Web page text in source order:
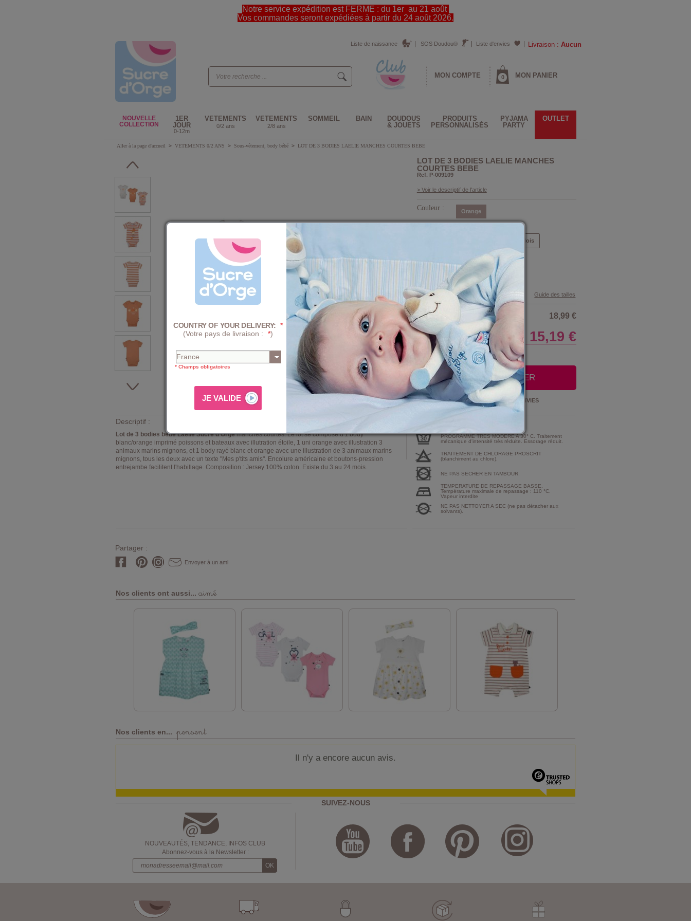
Notre service expédition est FERME : du 1er au 21 août
Vos commandes seront expédiées à partir du 24 août 2026.
Livraison : Aucun
Liste d'envies
SOS Doudou®
Liste de naissance
MON COMPTE 0 MON PANIER
NOUVELLE
COLLECTION
1ER
JOUR
0-12m
VETEMENTS
0/2 ans
VETEMENTS
2/8 ans
SOMMEIL BAIN
DOUDOUS
& JOUETS
PRODUITS
PERSONNALISÉS
PYJAMA
PARTY
OUTLET
Aller à la page d'accueil > VETEMENTS 0/2 ANS > Sous-vêtement, body bébé > LOT DE 3 BODIES LAELIE MANCHES COURTES BEBE
LOT DE 3 BODIES LAELIE MANCHES
COURTES BEBE
Ref. P-009109
> Voir le descriptif de l'article
Couleur : Orange
12 Mois
Quantité :
-
Guide des tailles
18,99 €
Prix 15,19 €
+ D'INFOS SUR LE CLUB
AJOUTER AU PANIER
Ajouter à laLISTE D'ENVIES
Descriptif :
Lot de 3 bodies bébé Laelie Sucre d'Orgemanches courtes. Le lot se compose d'1 body
blanc/orange imprimé poissons et bateaux avec illutration étoile, 1 uni orange avec illustration 3
animaux marins mignons, et 1 body rayé blanc et orange avec une illustration de 3 animaux marins
mignons, tous les deux avec un texte "Mes p'tits amis". Encolure américaine et boutons-pression
entrejambe facilitent l'habillage. Composition : Jersey 100% coton. Existe du 3 au 24 mois.
PROGRAMME TRES MODERE A 30° C. Traitement
mécanique d'intensité très réduite. Essorage réduit.
TRAITEMENT DE CHLORAGE PROSCRIT
(blanchiment au chlore).
NE PAS SECHER EN TAMBOUR.
TEMPERATURE DE REPASSAGE BASSE.
Température maximale de repassage : 110 °C.
Vapeur interdite
NE PAS NETTOYER A SEC (ne pas détacher aux
solvants).
Partager :
Envoyer à un ami
Nos clients ont aussi... aimé
Nos clients en... pensent
Il n'y a encore aucun avis.
SUIVEZ-NOUS
NOUVEAUTÉS, TENDANCE, INFOS CLUB
Abonnez-vous à la Newsletter :
COUNTRY OF YOUR DELIVERY: *
(Votre pays de livraison :
*)
* Champs obligatoires